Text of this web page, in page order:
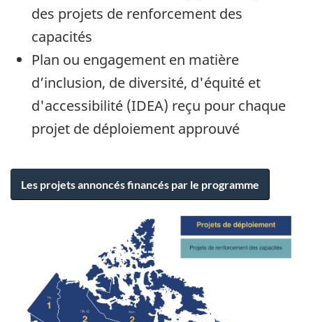
des projets de renforcement des
capacités
Plan ou engagement en matière
d’inclusion, de diversité, d'équité et
d'accessibilité (IDEA) reçu pour chaque
projet de déploiement approuvé
Les projets annoncés financés par le programme